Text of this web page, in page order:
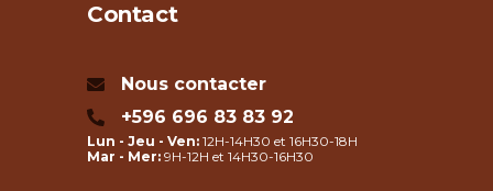
Contact
Nous contacter
+596 696 83 83 92
Lun - Jeu - Ven: 12H-14H30 et 16H30-18H
Mar - Mer: 9H-12H et 14H30-16H30